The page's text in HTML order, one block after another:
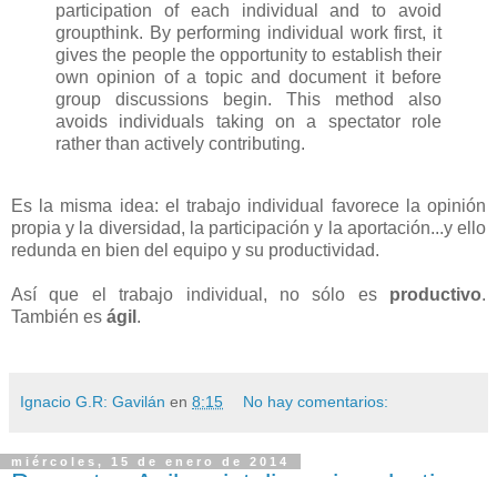
participation of each individual and to avoid
groupthink. By performing individual work first, it
gives the people the opportunity to establish their
own opinion of a topic and document it before
group discussions begin. This method also
avoids individuals taking on a spectator role
rather than actively contributing.
Es la misma idea: el trabajo individual favorece la opinión
propia y la diversidad, la participación y la aportación...y ello
redunda en bien del equipo y su productividad.
Así que el trabajo individual, no sólo es productivo.
También es ágil .
Ignacio G.R: Gavilán en 8:15 No hay comentarios:
miércoles, 15 de enero de 2014